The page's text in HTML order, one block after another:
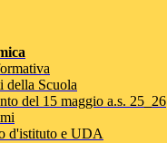
della Scuola
del 15 maggio a.s. 25_26
d'istituto e UDA